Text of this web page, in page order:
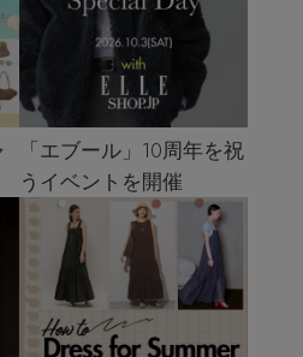
「エブール」10周年を祝
うイベントを開催